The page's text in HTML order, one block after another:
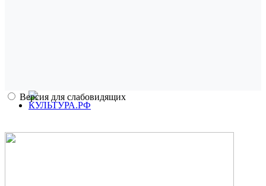
Версия для слабовидящих